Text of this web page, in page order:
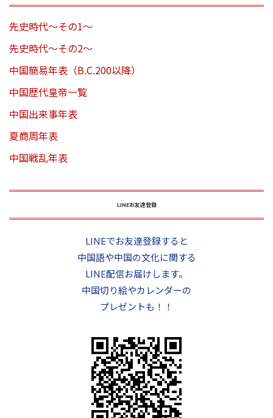
先史時代～その1～
先史時代～その2～
中国簡易年表（B.C.200以降）
中国歴代皇帝一覧
中国出来事年表
夏商周年表
中国戦乱年表
LINEお友達登録
LINEでお友達登録すると
中国語や中国の文化に関する
LINE配信お届けします。
中国切り絵やカレンダーの
プレゼントも！！